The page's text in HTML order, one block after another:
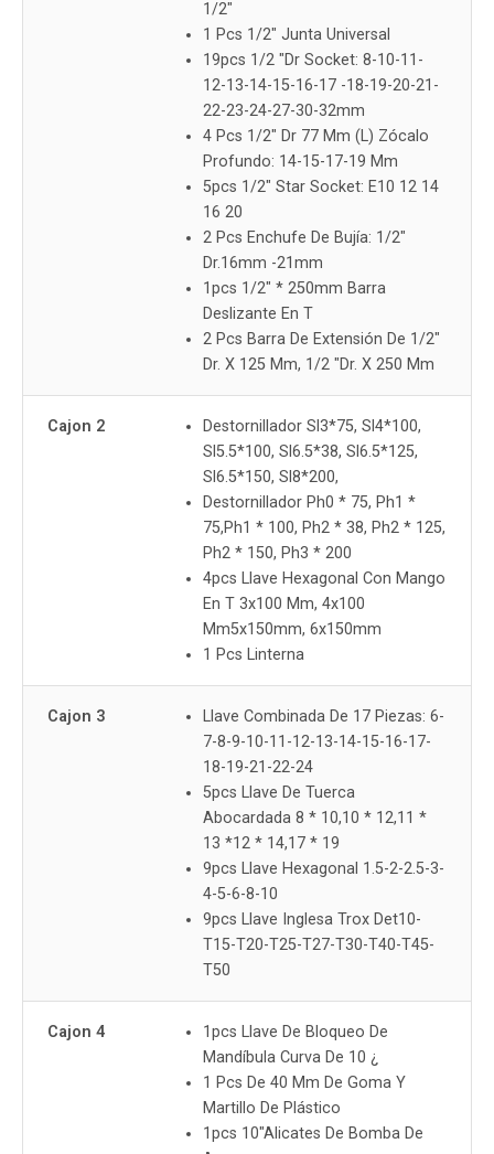
1/2"
1 Pcs 1/2" Junta Universal
19pcs 1/2 "Dr Socket: 8-10-11-
12-13-14-15-16-17 -18-19-20-21-
22-23-24-27-30-32mm
4 Pcs 1/2" Dr 77 Mm (L) Zócalo
Profundo: 14-15-17-19 Mm
5pcs 1/2" Star Socket: E10 12 14
16 20
2 Pcs Enchufe De Bujía: 1/2"
Dr.16mm -21mm
1pcs 1/2" * 250mm Barra
Deslizante En T
2 Pcs Barra De Extensión De 1/2"
Dr. X 125 Mm, 1/2 "Dr. X 250 Mm
Cajon 2
Destornillador Sl3*75, Sl4*100,
Sl5.5*100, Sl6.5*38, Sl6.5*125,
Sl6.5*150, Sl8*200,
Destornillador Ph0 * 75, Ph1 *
75,Ph1 * 100, Ph2 * 38, Ph2 * 125,
Ph2 * 150, Ph3 * 200
4pcs Llave Hexagonal Con Mango
En T 3x100 Mm, 4x100
Mm5x150mm, 6x150mm
1 Pcs Linterna
Cajon 3
Llave Combinada De 17 Piezas: 6-
7-8-9-10-11-12-13-14-15-16-17-
18-19-21-22-24
5pcs Llave De Tuerca
Abocardada 8 * 10,10 * 12,11 *
13 *12 * 14,17 * 19
9pcs Llave Hexagonal 1.5-2-2.5-3-
4-5-6-8-10
9pcs Llave Inglesa Trox Det10-
T15-T20-T25-T27-T30-T40-T45-
T50
Cajon 4
1pcs Llave De Bloqueo De
Mandíbula Curva De 10 ¿
1 Pcs De 40 Mm De Goma Y
Martillo De Plástico
1pcs 10"Alicates De Bomba De